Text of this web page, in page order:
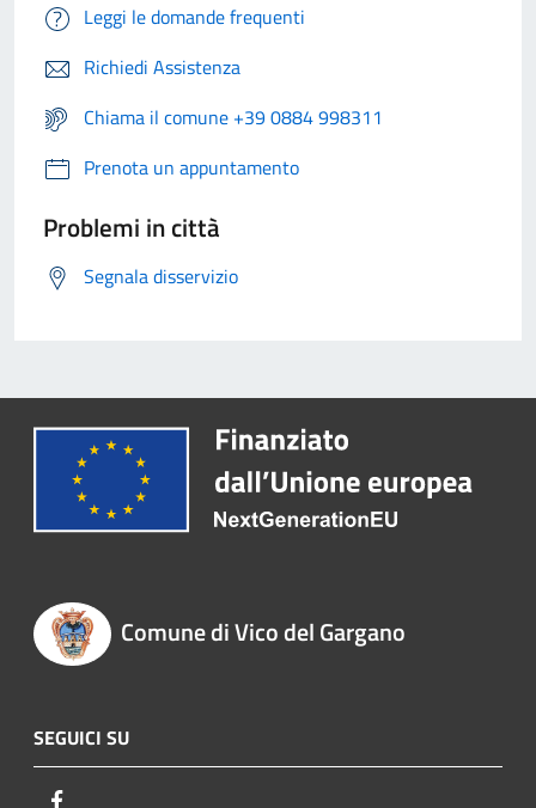
Leggi le domande frequenti
Richiedi Assistenza
Chiama il comune +39 0884 998311
Prenota un appuntamento
Problemi in città
Segnala disservizio
Comune di Vico del Gargano
SEGUICI SU